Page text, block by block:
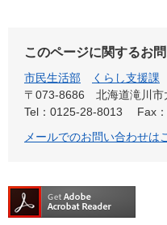
このページに関するお
市民生活部 くらし支援課
〒073-8686
北海道滝川
Tel：0125-28-8013
Fax
メールでのお問い合わせは